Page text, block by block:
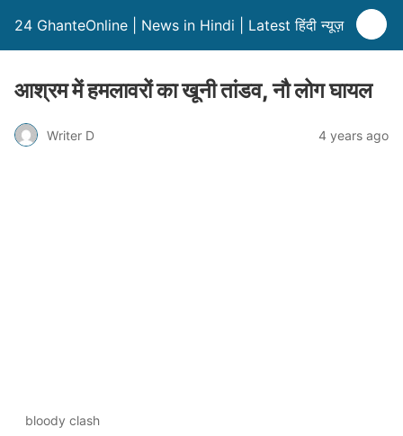
24 GhanteOnline | News in Hindi | Latest हिंदी न्यूज़
आश्रम में हमलावरों का खूनी तांडव, नौ लोग घायल
Writer D 4 years ago
bloody clash